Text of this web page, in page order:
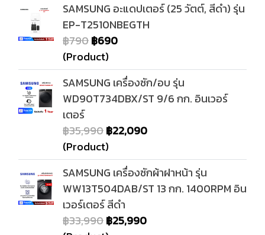
SAMSUNG อะแดปเตอร์ (25 วัตต์, สีดำ) รุ่น
EP-T2510NBEGTH
฿790฿690
(Product)
SAMSUNG เครื่องซัก/อบ รุ่น
WD90T734DBX/ST 9/6 กก. อินเวอร์
เตอร์
฿35,990฿22,090
(Product)
SAMSUNG เครื่องซักผ้าฝาหน้า รุ่น
WW13T504DAB/ST 13 กก. 1400RPM อิน
เวอร์เตอร์ สีดำ
฿33,990฿25,990